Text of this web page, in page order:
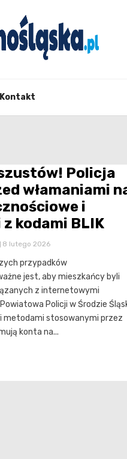
Kontakt
Policja
włamaniami
i
kodami BLIK
8 lutego 2026
przypadków
jest, aby mieszkańcy byli
z internetowymi
Policji w Środzie
metodami stosowanymi przez
konta na...